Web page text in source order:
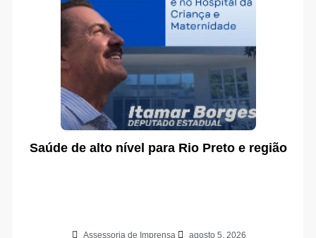
Saúde de alto nível para Rio Preto e região
Assessoria de Imprensa agosto 5, 2026